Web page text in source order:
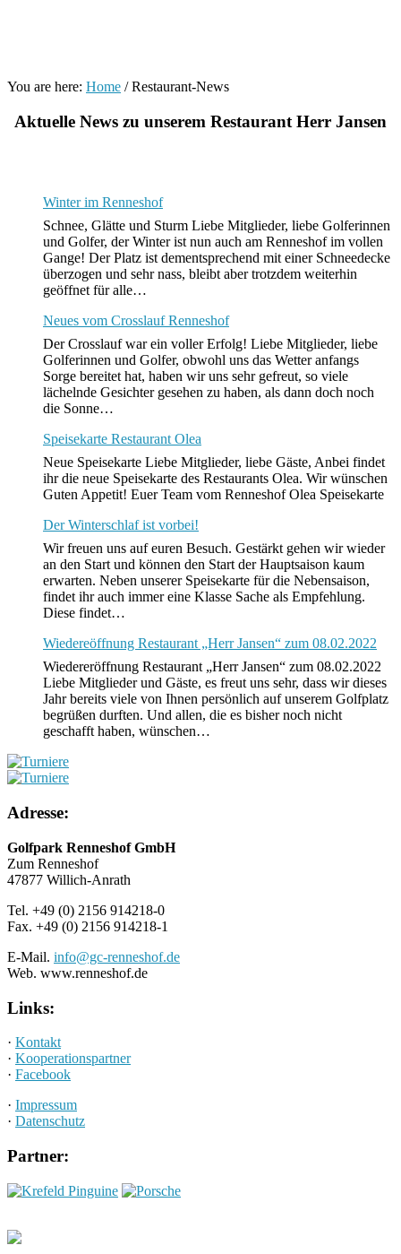
You are here: Home /Restaurant-News
Aktuelle News zu unserem Restaurant Herr Jansen
Winter im Renneshof
Schnee, Glätte und Sturm Liebe Mitglieder, liebe Golferinnen
und Golfer, der Winter ist nun auch am Renneshof im vollen
Gange! Der Platz ist dementsprechend mit einer Schneedecke
überzogen und sehr nass, bleibt aber trotzdem weiterhin
geöffnet für alle…
Neues vom Crosslauf Renneshof
Der Crosslauf war ein voller Erfolg! Liebe Mitglieder, liebe
Golferinnen und Golfer, obwohl uns das Wetter anfangs
Sorge bereitet hat, haben wir uns sehr gefreut, so viele
lächelnde Gesichter gesehen zu haben, als dann doch noch
die Sonne…
Speisekarte Restaurant Olea
Neue Speisekarte Liebe Mitglieder, liebe Gäste, Anbei findet
ihr die neue Speisekarte des Restaurants Olea. Wir wünschen
Guten Appetit! Euer Team vom Renneshof Olea Speisekarte
Der Winterschlaf ist vorbei!
Wir freuen uns auf euren Besuch. Gestärkt gehen wir wieder
an den Start und können den Start der Hauptsaison kaum
erwarten. Neben unserer Speisekarte für die Nebensaison,
findet ihr auch immer eine Klasse Sache als Empfehlung.
Diese findet…
Wiedereöffnung Restaurant „Herr Jansen“ zum 08.02.2022
Wiedereröffnung Restaurant „Herr Jansen“ zum 08.02.2022
Liebe Mitglieder und Gäste, es freut uns sehr, dass wir dieses
Jahr bereits viele von Ihnen persönlich auf unserem Golfplatz
begrüßen durften. Und allen, die es bisher noch nicht
geschafft haben, wünschen…
Adresse:
Golfpark Renneshof GmbH
Zum Renneshof
47877 Willich-Anrath
Tel. +49 (0) 2156 914218-0
Fax. +49 (0) 2156 914218-1
E-Mail. info@gc-renneshof.de
Web. www.renneshof.de
Links:
· Kontakt
· Kooperationspartner
· Facebook
· Impressum
· Datenschutz
Partner: